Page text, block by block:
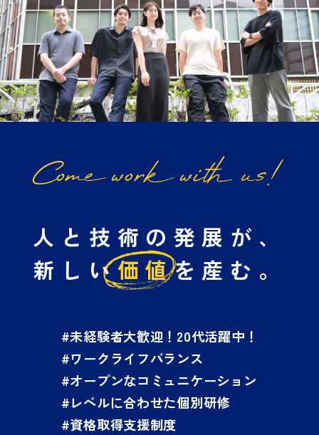
Come work with us!
人と技術の発展が、
新しい価値を産む。
#未経験者大歓迎！20代活躍中！
#オープンなコミュニケーション
#ワークライフバランス
#レベルに合わせた個別研修
#資格取得支援制度